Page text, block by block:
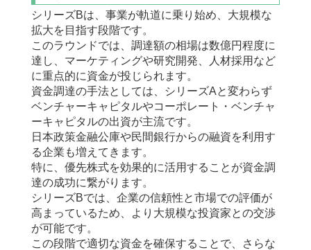
シリーズBは、事業が軌道に乗り始め、大規模な
拡大を目指す段階です。
このラウンドでは、調達額の相場は数億円程度に
達し、マーケティングや研究開発、人材採用など
に重点的に資金が投じられます。
資金調達の手法としては、シリーズAと変わらず
ベンチャーキャピタルやコーポレート・ベンチャ
ーキャピタルの出資が主流です。
日本政策金融公庫や民間銀行からの融資を利用す
る企業も増えてきます。
特に、優先株式を効果的に活用することが資金調
達の成功に繋がります。
シリーズBでは、企業の信頼性と市場での評価が
高まっているため、より大規模な投資家との交渉
が可能です。
この段階で適切な資金を確保することで、さらな